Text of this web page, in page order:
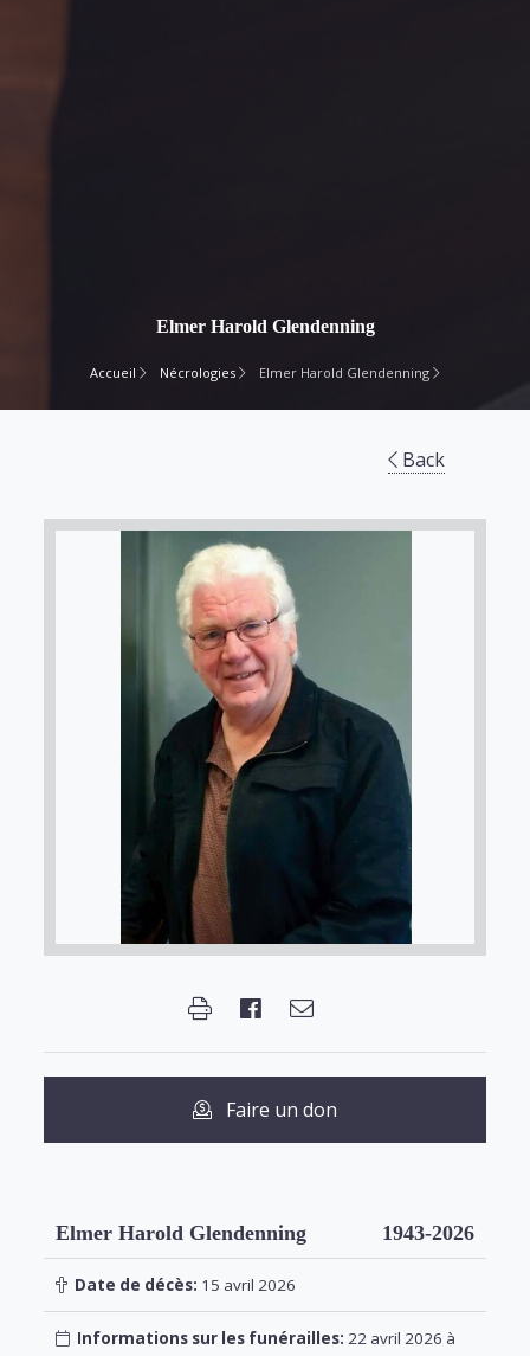
Elmer Harold Glendenning
Accueil Nécrologies Elmer Harold Glendenning
Back
Faire un don
Elmer Harold Glendenning 1943-2026
Date de décès: 15 avril 2026
Informations sur les funérailles: 22 avril 2026 à